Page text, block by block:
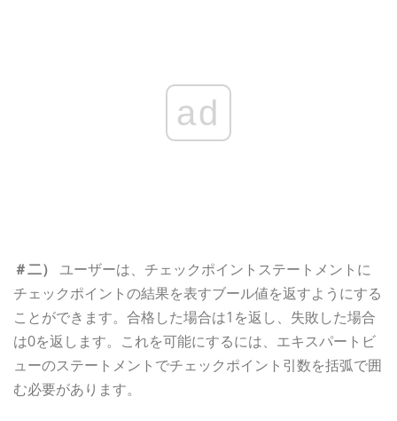
ad
＃二） ユーザーは、チェックポイントステートメントに
チェックポイントの結果を表すブール値を返すようにする
ことができます。合格した場合は1を返し、失敗した場合
は0を返します。これを可能にするには、エキスパートビ
ューのステートメントでチェックポイント引数を括弧で囲
む必要があります。